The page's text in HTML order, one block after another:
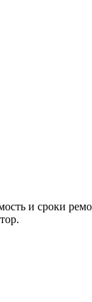
и сроки